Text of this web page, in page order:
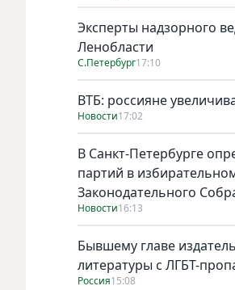
Эксперты надзорного
Ленобласти
С.Петербург17:10
ВТБ: россияне
Новости17:02
В Санкт-Петербурге
партий в
Законодательного
Новости16:13
Бывшему главе
литературы с ЛГБТ-
Россия15:08